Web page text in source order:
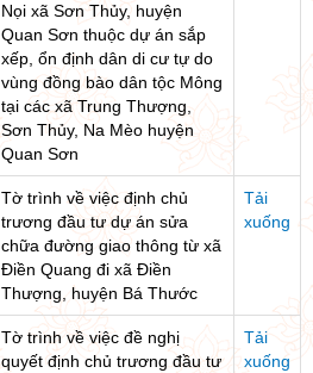
Nọi xã Sơn Thủy, huyện
Quan Sơn thuộc dự án sắp
xếp, ổn định dân di cư tự do
vùng đồng bào dân tộc Mông
tại các xã Trung Thượng,
Sơn Thủy, Na Mèo huyện
Quan Sơn
Tờ trình về việc định chủ
trương đầu tư dự án sửa
chữa đường giao thông từ xã
Điền Quang đi xã Điền
Thượng, huyện Bá Thước
Tải
xuống
Tờ trình về việc đề nghị
quyết định chủ trương đầu tư
Tải
xuống